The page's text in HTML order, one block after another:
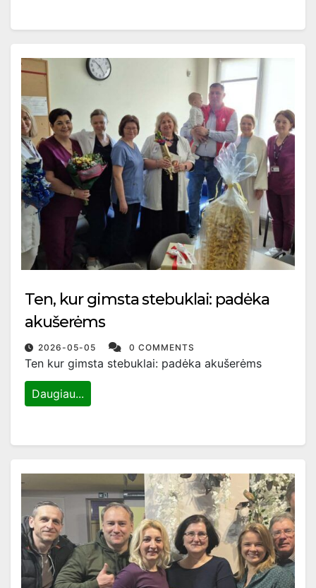
Ten, kur gimsta stebuklai: padėka
akušerėms
2026-05-05 0 COMMENTS
Ten kur gimsta stebuklai: padėka akušerėms
Daugiau...